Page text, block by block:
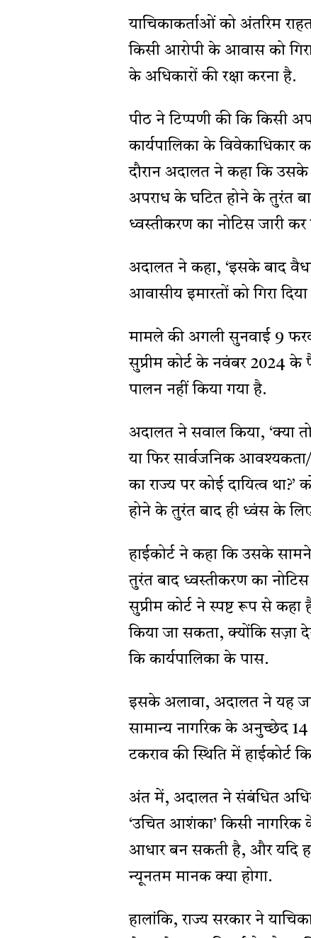
याचिकाकर्ताओं को अंतरिम
किसी आरोपी के आवास को
के अधिकारों की रक्षा करना है.
पीठ ने टिप्पणी की कि किसी
कार्यपालिका के विवेकाधिकार
दौरान अदालत ने कहा कि
अपराध के घटित होने के तुरंत
ध्वस्तीकरण का नोटिस जारी कर
अदालत ने कहा, ‘इसके बाद
आवासीय इमारतों को गिरा दिया
मामले की अगली सुनवाई 9
सुप्रीम कोर्ट के नवंबर 2024
पालन नहीं किया गया है.
अदालत ने सवाल किया, ‘क्या
या फिर सार्वजनिक
का राज्य पर कोई दायित्व था?’
होने के तुरंत बाद ही ध्वंस के
हाईकोर्ट ने कहा कि उसके
तुरंत बाद ध्वस्तीकरण का
सुप्रीम कोर्ट ने स्पष्ट रूप से
किया जा सकता, क्योंकि सज़ा
कि कार्यपालिका के पास.
इसके अलावा, अदालत ने यह
सामान्य नागरिक के अनुच्छेद
टकराव की स्थिति में हाईकोर्ट
अंत में, अदालत ने संबंधित
‘उचित आशंका’ किसी
आधार बन सकती है, और यदि
न्यूनतम मानक क्या होगा.
हालांकि, राज्य सरकार ने